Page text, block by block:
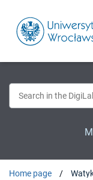
Home page